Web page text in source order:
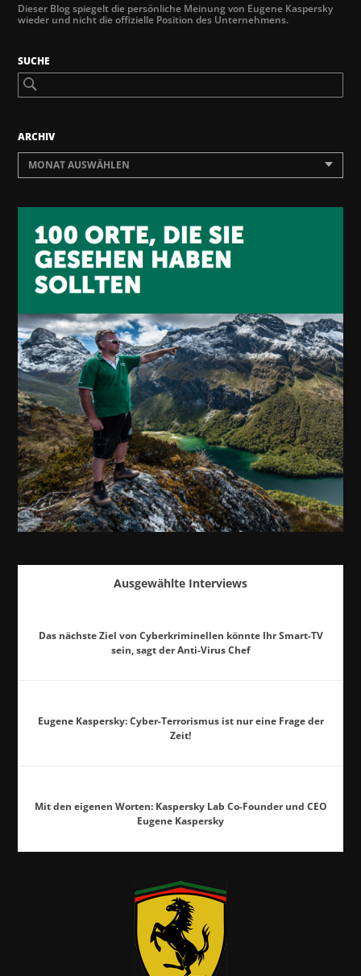
Dieser Blog spiegelt die persönliche Meinung von Eugene Kaspersky
wieder und nicht die offizielle Position des Unternehmens.
SUCHE
ARCHIV
MONAT AUSWÄHLEN
Ausgewählte Interviews
Das nächste Ziel von Cyberkriminellen könnte Ihr Smart-TV
sein, sagt der Anti-Virus Chef
Eugene Kaspersky: Cyber-Terrorismus ist nur eine Frage der
Zeit!
Mit den eigenen Worten: Kaspersky Lab Co-Founder und CEO
Eugene Kaspersky